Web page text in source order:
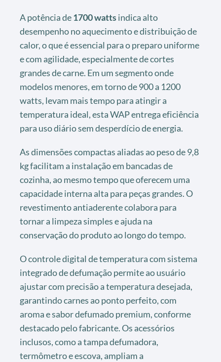
A potência de1700 wattsindica alto
desempenho no aquecimento e distribuição de
calor, o que é essencial para o preparo uniforme
e com agilidade, especialmente de cortes
grandes de carne. Em um segmento onde
modelos menores, em torno de 900 a 1200
watts, levam mais tempo para atingir a
temperatura ideal, esta WAP entrega eficiência
para uso diário sem desperdício de energia.
As dimensões compactas aliadas ao peso de 9,8
kg facilitam a instalação em bancadas de
cozinha, ao mesmo tempo que oferecem uma
capacidade interna alta para peças grandes. O
revestimento antiaderente colabora para
tornar a limpeza simples e ajuda na
conservação do produto ao longo do tempo.
O controle digital de temperatura com sistema
integrado de defumação permite ao usuário
ajustar com precisão a temperatura desejada,
garantindo carnes ao ponto perfeito, com
aroma e sabor defumado premium, conforme
destacado pelo fabricante. Os acessórios
inclusos, como a tampa defumadora,
termômetro e escova, ampliam a